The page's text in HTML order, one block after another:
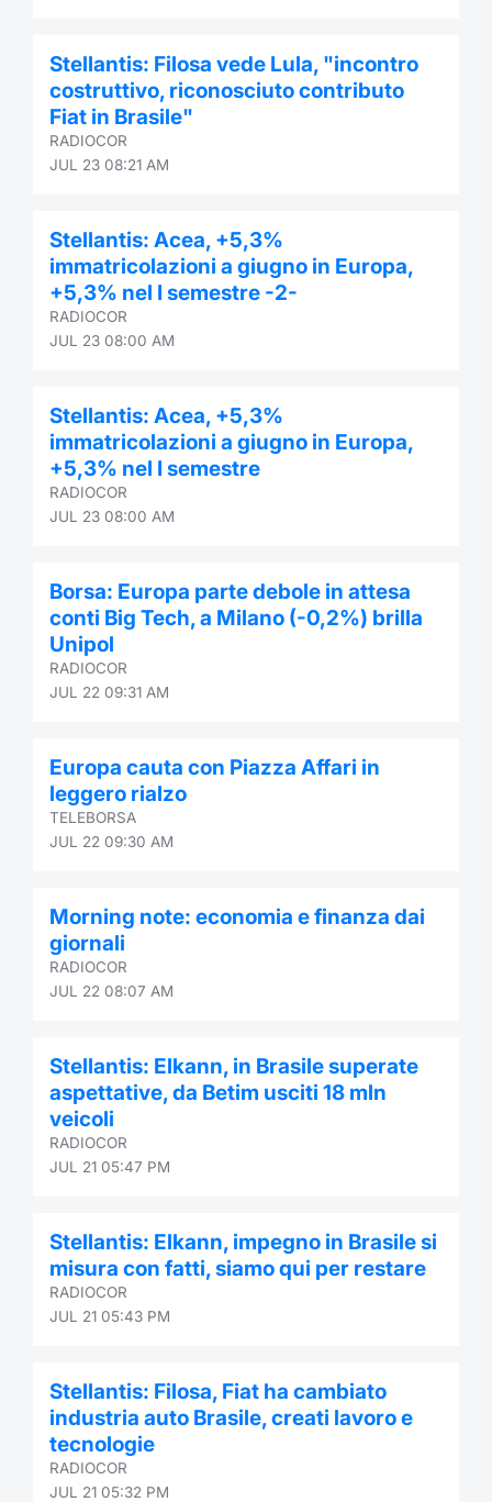
Stellantis: Filosa vede Lula, "incontro
costruttivo, riconosciuto contributo
Fiat in Brasile"
RADIOCOR
JUL 23 08:21 AM
Stellantis: Acea, +5,3%
immatricolazioni a giugno in Europa,
+5,3% nel I semestre -2-
RADIOCOR
JUL 23 08:00 AM
Stellantis: Acea, +5,3%
immatricolazioni a giugno in Europa,
+5,3% nel I semestre
RADIOCOR
JUL 23 08:00 AM
Borsa: Europa parte debole in attesa
conti Big Tech, a Milano (-0,2%) brilla
Unipol
RADIOCOR
JUL 22 09:31 AM
Europa cauta con Piazza Affari in
leggero rialzo
TELEBORSA
JUL 22 09:30 AM
Morning note: economia e finanza dai
giornali
RADIOCOR
JUL 22 08:07 AM
Stellantis: Elkann, in Brasile superate
aspettative, da Betim usciti 18 mln
veicoli
RADIOCOR
JUL 21 05:47 PM
Stellantis: Elkann, impegno in Brasile si
misura con fatti, siamo qui per restare
RADIOCOR
JUL 21 05:43 PM
Stellantis: Filosa, Fiat ha cambiato
industria auto Brasile, creati lavoro e
tecnologie
RADIOCOR
JUL 21 05:32 PM